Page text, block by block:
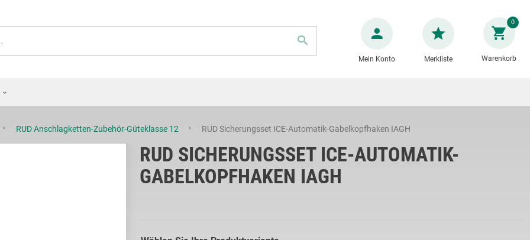
Zum
Inhalt
springen
Mein Konto Merkliste Warenkorb
0
RUD Anschlagketten-Zubehör-Güteklasse 12 RUD Sicherungsset ICE-Automatik-Gabelkopfhaken IAGH
RUD SICHERUNGSSET ICE-AUTOMATIK-
GABELKOPFHAKEN IAGH